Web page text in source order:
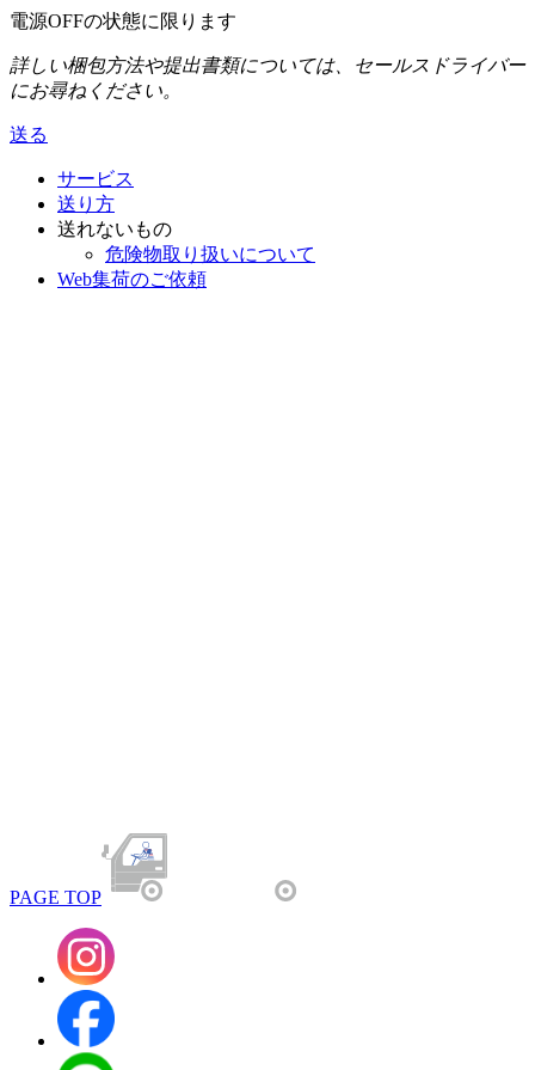
電源OFFの状態に限ります
詳しい梱包方法や提出書類については、セールスドライバー
にお尋ねください。
送る
サービス
送り方
送れないもの
危険物取り扱いについて
Web集荷のご依頼
PAGE TOP